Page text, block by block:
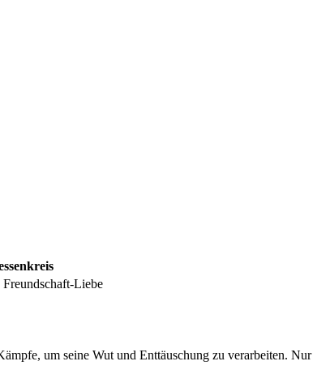
Freundschaft-Liebe
um seine Wut und Enttäuschung zu verarbeiten. Nur